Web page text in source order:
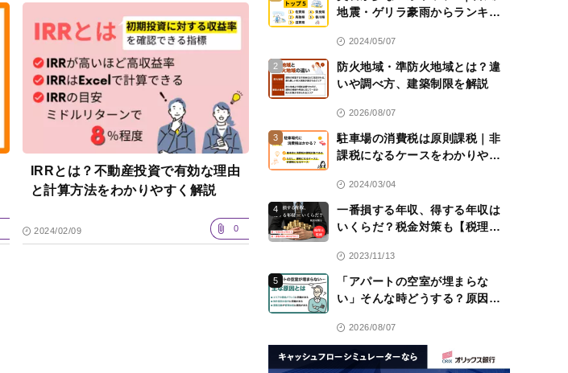
IRRとは？不動産投資で有効な理由
と計算方法をわかりやすく解説
2024/02/09 0
地震・ゲリラ豪雨からランキン
2024/05/07
2
防火地域・準防火地域とは？違
いや調べ方、建築制限を解説
2026/08/07
3
駐車場の消費税は原則課税｜非
課税になるケースをわかりやす
2024/03/04
4
一番損する年収、得する年収は
いくらだ？税金対策も【税理士
2023/11/13
5
「アパートの空室が埋まらな
い」そんな時どうする？原因と
2026/08/07